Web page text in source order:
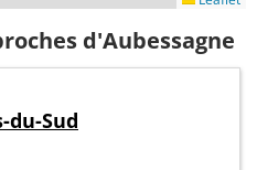
d'Aubessagne
du-Sud